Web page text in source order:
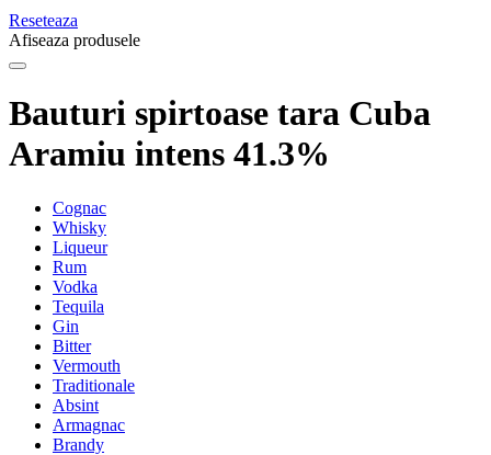
Reseteaza
Afiseaza produsele
Bauturi spirtoase tara Cuba
Aramiu intens 41.3%
Cognac
Whisky
Liqueur
Rum
Vodka
Tequila
Gin
Bitter
Vermouth
Traditionale
Absint
Armagnac
Brandy